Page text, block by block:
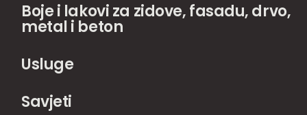
Boje i lakovi za zidove, fasadu, drvo,
metal i beton
Usluge
Savjeti